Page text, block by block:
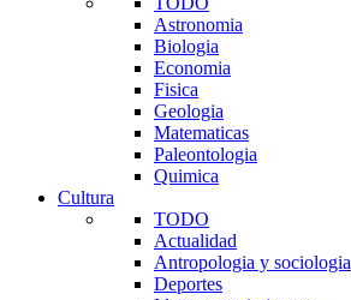
Astronomia
Biologia
Economia
Fisica
Geologia
Matematicas
Paleontologia
Quimica
Cultura
TODO
Actualidad
Antropologia y sociologia
Deportes